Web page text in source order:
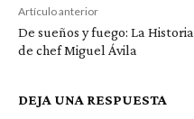
Artículo anterior
De sueños y fuego: La Historia
de chef Miguel Ávila
DEJA UNA RESPUESTA